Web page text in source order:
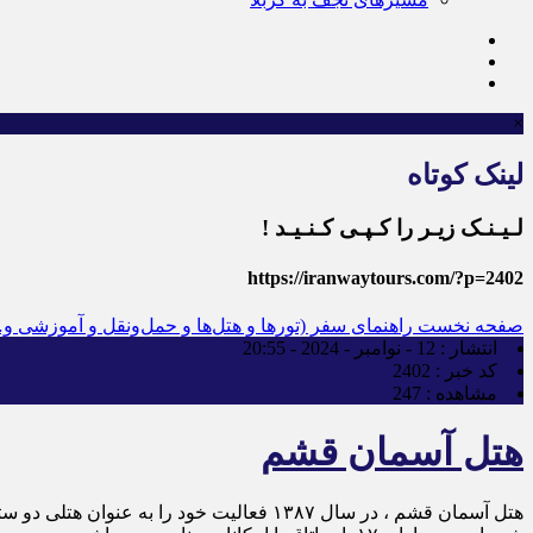
×
لینک کوتاه
لـیـنـک زیـر را کـپـی کـنـیـد !
https://iranwaytours.com/?p=2402
صفحه نخست راهنمای سفر (تورها و هتل‌ها و حمل‌و‌نقل و آموزشی
انتشار : 12 - نوامبر - 2024 - 20:55
کد خبر : 2402
مشاهده : 247
هتل آسمان قشم